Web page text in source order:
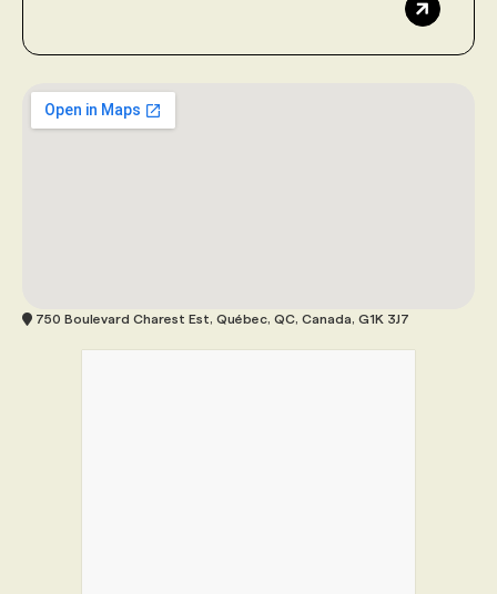
750 Boulevard Charest Est, Québec, QC, Canada, G1K 3J7